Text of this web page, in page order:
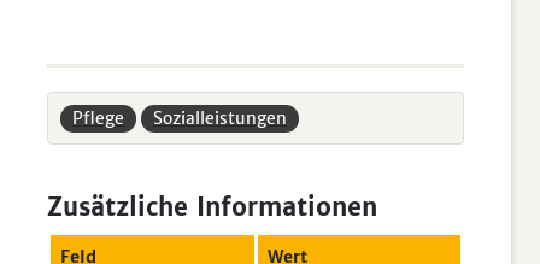
Pflege Sozialleistungen
Zusätzliche Informationen
Feld Wert